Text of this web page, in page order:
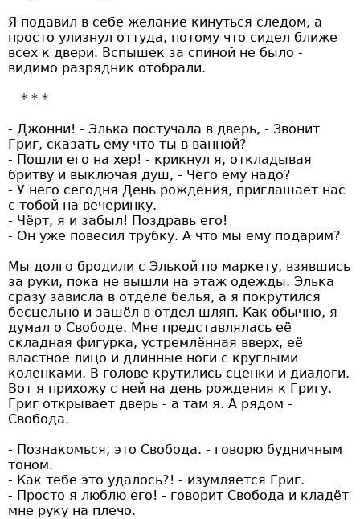
Я подавил в себе желание кинуться следом, а
просто улизнул оттуда, потому что сидел ближе
всех к двери. Вспышек за спиной не было -
видимо разрядник отобрали.
- Джонни! - Элька постучала в дверь, - Звонит
Григ, сказать ему что ты в ванной?
- Пошли его на хер! - крикнул я, откладывая
бритву и выключая душ, - Чего ему надо?
- У него сегодня День рождения, приглашает нас
с тобой на вечеринку.
- Чёрт, я и забыл! Поздравь его!
- Он уже повесил трубку. А что мы ему подарим?
Мы долго бродили с Элькой по маркету, взявшись
за руки, пока не вышли на этаж одежды. Элька
сразу зависла в отделе белья, а я покрутился
бесцельно и зашёл в отдел шляп. Как обычно, я
думал о Свободе. Мне представлялась её
складная фигурка, устремлённая вверх, её
властное лицо и длинные ноги с круглыми
коленками. В голове крутились сценки и диалоги.
Вот я прихожу с ней на день рождения к Григу.
Григ открывает дверь - а там я. А рядом -
Свобода.
- Познакомься, это Свобода. - говорю будничным
тоном.
- Как тебе это удалось?! - изумляется Григ.
- Просто я люблю его! - говорит Свобода и кладёт
мне руку на плечо.